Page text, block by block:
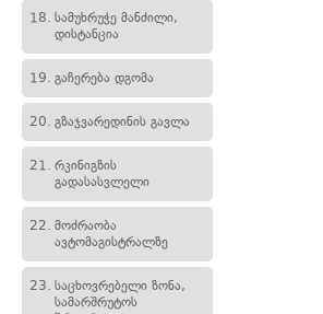
18. სამუხრუჭე მანძილი,
დისტანცია
19. გაჩერება დგომა
20. გზაჯვარედინის გავლა
21. რკინიგზის
გადასასვლელი
22. მოძრაობა
ავტომაგისტრალზე
23. საცხოვრებელი ზონა,
სამარშრუტოს